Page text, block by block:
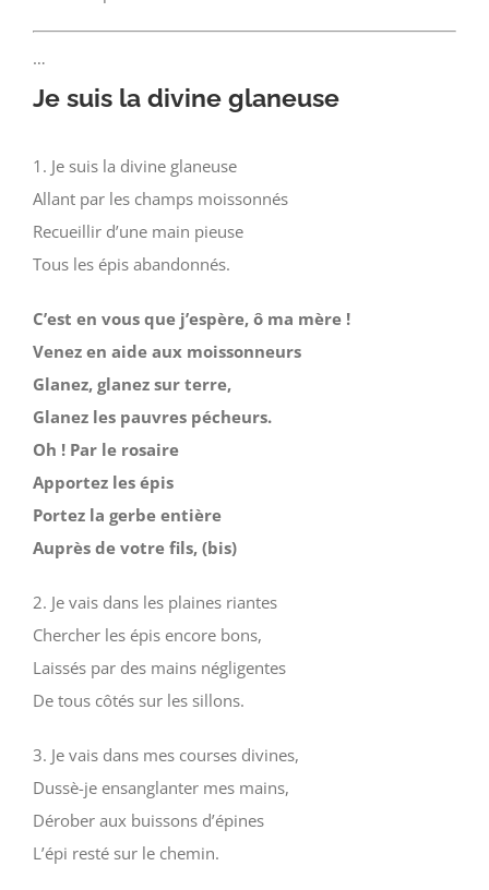
…
Je suis la divine glaneuse
1. Je suis la divine glaneuse
Allant par les champs moissonnés
Recueillir d’une main pieuse
Tous les épis abandonnés.
C’est en vous que j’espère, ô ma mère !
Venez en aide aux moissonneurs
Glanez, glanez sur terre,
Glanez les pauvres pécheurs.
Oh ! Par le rosaire
Apportez les épis
Portez la gerbe entière
Auprès de votre fils, (bis)
2. Je vais dans les plaines riantes
Chercher les épis encore bons,
Laissés par des mains négligentes
De tous côtés sur les sillons.
3. Je vais dans mes courses divines,
Dussè-je ensanglanter mes mains,
Dérober aux buissons d’épines
L’épi resté sur le chemin.